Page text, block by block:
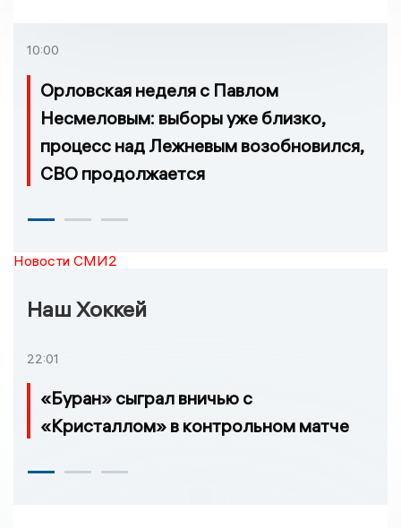
10:00
Орловская неделя с Павлом
Несмеловым: выборы уже близко,
процесс над Лежневым возобновился,
СВО продолжается
Новости СМИ2
Наш Хоккей
22:01
«Буран» сыграл вничью с
«Кристаллом» в контрольном матче